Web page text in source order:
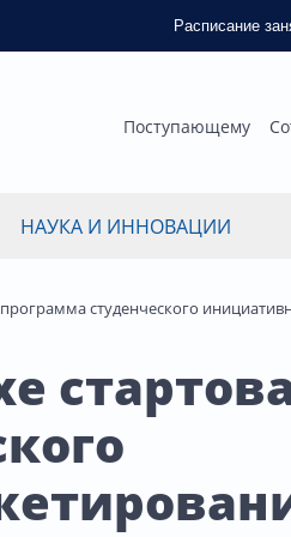
Расписание
Поступающему
НАУКА И ИННОВАЦИИ
программа студенческого